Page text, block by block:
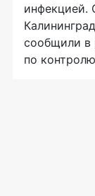
инфекцией.
сообщили в
по